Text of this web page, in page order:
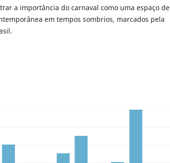
a importância do carnaval como uma espaço de
em tempos sombrios, marcados pela